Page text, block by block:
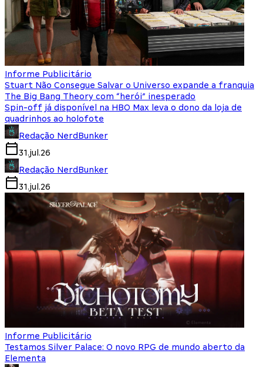
Informe Publicitário
Stuart Não Consegue Salvar o Universo expande a franquia
The Big Bang Theory com “herói” inesperado
Spin-off já disponível na HBO Max leva o dono da loja de
quadrinhos ao holofote
Redação NerdBunker
31.jul.26
Redação NerdBunker
31.jul.26
Informe Publicitário
Testamos Silver Palace: O novo RPG de mundo aberto da
Elementa